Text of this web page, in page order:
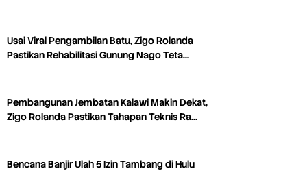
Usai Viral Pengambilan Batu, Zigo Rolanda
Pastikan Rehabilitasi Gunung Nago Teta…
Pembangunan Jembatan Kalawi Makin Dekat,
Zigo Rolanda Pastikan Tahapan Teknis Ra…
Bencana Banjir Ulah 5 Izin Tambang di Hulu